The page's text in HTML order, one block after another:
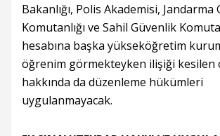
Bakanlığı, Polis Akademisi, Jandarma
Komutanlığı ve Sahil Güvenlik
hesabına başka yükseköğretim
öğrenim görmekteyken ilişiği kesilen
hakkında da düzenleme hükümleri
uygulanmayacak.